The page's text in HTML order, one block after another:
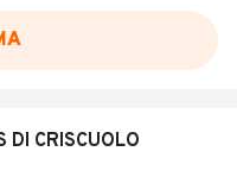
DI CRISCUOLO